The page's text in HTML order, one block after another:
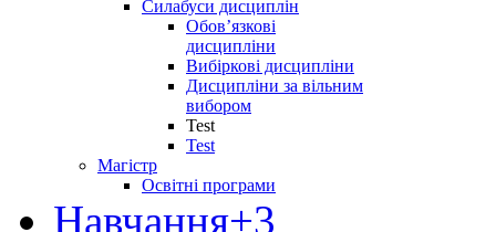
Силабуси дисциплін
Обов’язкові
дисципліни
Вибіркові дисципліни
Дисципліни за вільним
вибором
Test
Test
Магістр
Освітні програми
Навчання+3